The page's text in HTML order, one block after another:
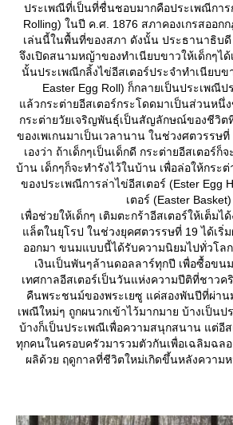
ประเพณีที่เป็นที่ชื่นชอบมากคือประเพณีการ
Rolling) ในปี ค.ศ. 1876 สภาคองเกรสออก
เล่นนี้ในพื้นที่ของสภา ดังนั้น ประธานาธิบดี
จึงเปิดสนามหญ้าของทำเนียบขาวให้เด็กๆไ
นั้นประเพณีกลิ้งไข่อีสเตอร์ประจำทำเนียบข
Easter Egg Roll) ก็กลายเป็นประเพณี
ล้วกระต่ายอีสเตอร์กระโดดมาเป็นส่วนหนึ่ง
กระต่ายวัยเจริญพันธุ์เป็นสัญลักษณ์ของชีวิต
ของเพเกนมาเป็นเวลานาน ในช่วงศตวรรษ
เองว่า ถ้าเด็กๆเป็นเด็กดี กระต่ายอีสเตอร์ก็
บ้าน เด็กๆก็จะทำรังไว้ในบ้าน เพื่อล่อให้กระต่
ของประเพณีการล่าไข่อีสเตอร์ (Ester Egg
เตอร์ (Easter Basket)
เพื่อช่วยให้เด็กๆ เติมตะกร้าอีสเตอร์ให้เต็ม
ล็ตในยุโรป ในช่วงยุคศตวรรษที่ 19 ได้เริ่
ออกมา ขนมแบบนี้ได้รับความนิยมไปทั่วโล
เงินเป็นพันๆล้านดอลลาร์ทุกปี เพื่อซื้อขน
เทศกาลอีสเตอร์เป็นวันแห่งความปีติที่ชาว
คืนพระชนม์ของพระเยซู แค่สองพันปีที่ผ่าน
เพณีใหม่ๆ ถูกผนวกเข้าไว้มากมาย บ้างเป็น
บ้างก็เป็นประเพณีเพื่อความสนุกสนาน แต่อีส
ทุกคนในครอบครัวมารวมตัวกันเพื่อเฉลิมฉลอ
ผลิด้วย ฤดูกาลที่ชีวิตใหม่เกิดขึ้นหลังความ